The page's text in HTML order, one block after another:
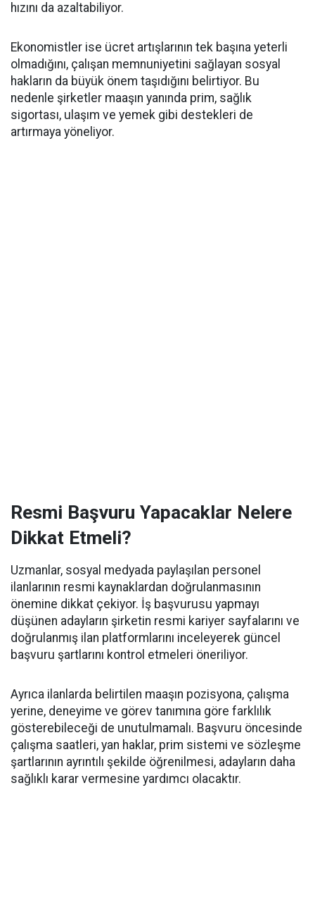
hızını da azaltabiliyor.
Ekonomistler ise ücret artışlarının tek başına yeterli
olmadığını, çalışan memnuniyetini sağlayan sosyal
hakların da büyük önem taşıdığını belirtiyor. Bu
nedenle şirketler maaşın yanında prim, sağlık
sigortası, ulaşım ve yemek gibi destekleri de
artırmaya yöneliyor.
Resmi Başvuru Yapacaklar Nelere
Dikkat Etmeli?
Uzmanlar, sosyal medyada paylaşılan personel
ilanlarının resmi kaynaklardan doğrulanmasının
önemine dikkat çekiyor. İş başvurusu yapmayı
düşünen adayların şirketin resmi kariyer sayfalarını ve
doğrulanmış ilan platformlarını inceleyerek güncel
başvuru şartlarını kontrol etmeleri öneriliyor.
Ayrıca ilanlarda belirtilen maaşın pozisyona, çalışma
yerine, deneyime ve görev tanımına göre farklılık
gösterebileceği de unutulmamalı. Başvuru öncesinde
çalışma saatleri, yan haklar, prim sistemi ve sözleşme
şartlarının ayrıntılı şekilde öğrenilmesi, adayların daha
sağlıklı karar vermesine yardımcı olacaktır.